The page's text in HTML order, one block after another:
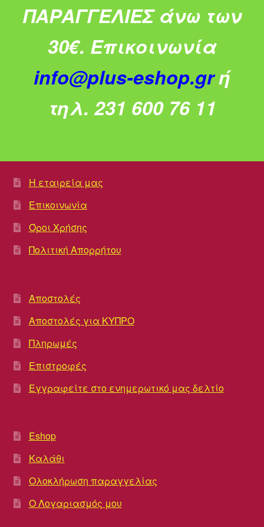
ΠΑΡΑΓΓΕΛΙΕΣ άνω των
30€. Επικοινωνία
info@plus-eshop.grή
τηλ. 231 600 76 11
Η εταιρεία μας
Επικοινωνία
Όροι Χρήσης
Πολιτική Απορρήτου
Αποστολές
Αποστολές για ΚΥΠΡΟ
Πληρωμές
Επιστροφές
Εγγραφείτε στο ενημερωτικό μας δελτίο
Eshop
Καλάθι
Ολοκλήρωση παραγγελίας
Ο Λογαριασμός μου